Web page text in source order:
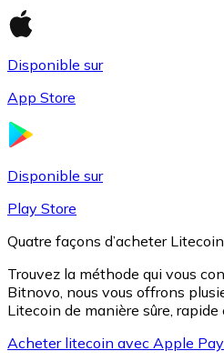
Disponible sur
App Store
Disponible sur
Play Store
Quatre façons d’acheter
Trouvez la méthode qui vous
Bitnovo, nous vous offrons
Litecoin de manière sûre, rapide
Acheter litecoin avec Apple